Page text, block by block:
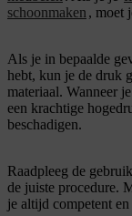
schoonmaken , moet
Als je in bepaalde
hebt, kun je de druk
materiaal. Wanneer
een krachtige
beschadigen.
Raadpleeg de
de juiste procedure.
je altijd competent